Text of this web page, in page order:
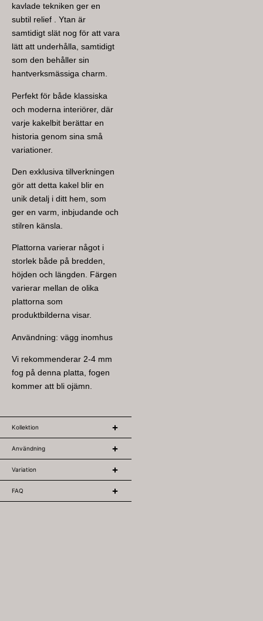
kavlade tekniken ger en
subtil relief . Ytan är
samtidigt slät nog för att vara
lätt att underhålla, samtidigt
som den behåller sin
hantverksmässiga charm.
Perfekt för både klassiska
och moderna interiörer, där
varje kakelbit berättar en
historia genom sina små
variationer.
Den exklusiva tillverkningen
gör att detta kakel blir en
unik detalj i ditt hem, som
ger en varm, inbjudande och
stilren känsla.
Plattorna varierar något i
storlek både på bredden,
höjden och längden. Färgen
varierar mellan de olika
plattorna som
produktbilderna visar.
Användning: vägg inomhus
Vi rekommenderar 2-4 mm
fog på denna platta, fogen
kommer att bli ojämn.
Kollektion
Användning
Variation
FAQ